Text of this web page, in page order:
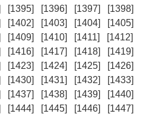
[1395] [1396] [1397]
[1398]
[1402] [1403] [1404]
[1405]
[1409] [1410] [1411]
[1412]
[1416] [1417] [1418]
[1419]
[1423] [1424] [1425]
[1426]
[1430] [1431] [1432]
[1433]
[1437] [1438] [1439]
[1440]
[1444] [1445] [1446]
[1447]